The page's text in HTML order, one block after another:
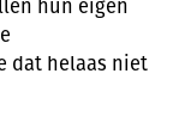
hun eigen
dat helaas niet